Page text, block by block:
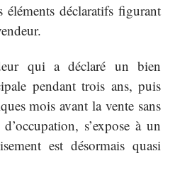
éléments déclaratifs figurant
qui a déclaré un bien
pendant trois ans, puis
mois avant la vente sans
s’expose à un
est désormais quasi